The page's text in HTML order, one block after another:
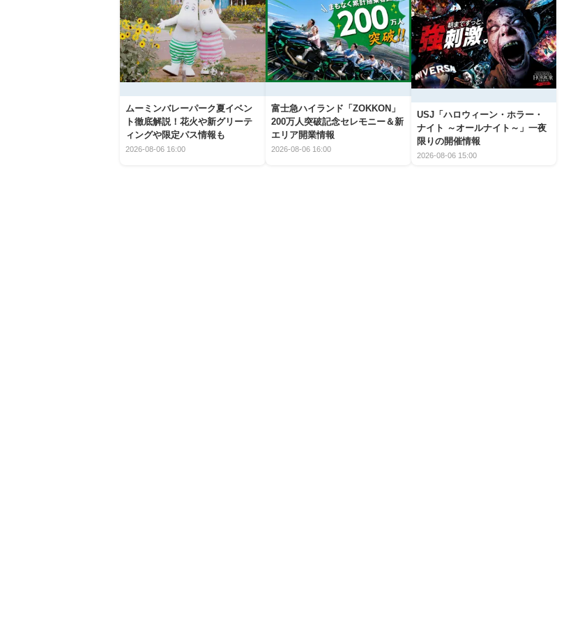
ムーミンバレーパーク夏イベン
ト徹底解説！花火や新グリーテ
ィングや限定パス情報も
2026-08-06 16:00
富士急ハイランド「ZOKKON」
200万人突破記念セレモニー＆新
エリア開業情報
2026-08-06 16:00
USJ「ハロウィーン・ホラー・
ナイト ～オールナイト～」一夜
限りの開催情報
2026-08-06 15:00